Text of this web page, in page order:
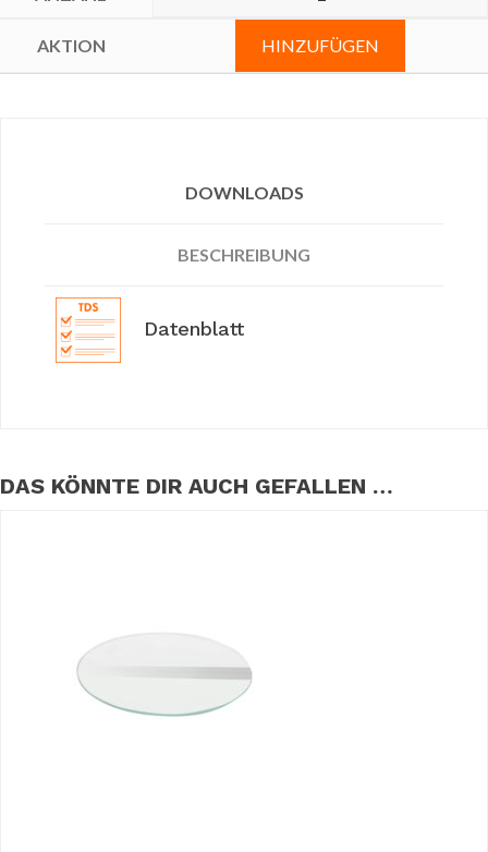
HINZUFÜGEN
DOWNLOADS
BESCHREIBUNG
Datenblatt
DAS KÖNNTE DIR AUCH GEFALLEN …